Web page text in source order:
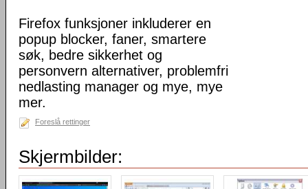
Firefox funksjoner inkluderer en
popup blocker, faner, smartere
søk, bedre sikkerhet og
personvern alternativer, problemfri
nedlasting manager og mye, mye
mer.
Foreslå rettinger
Skjermbilder: